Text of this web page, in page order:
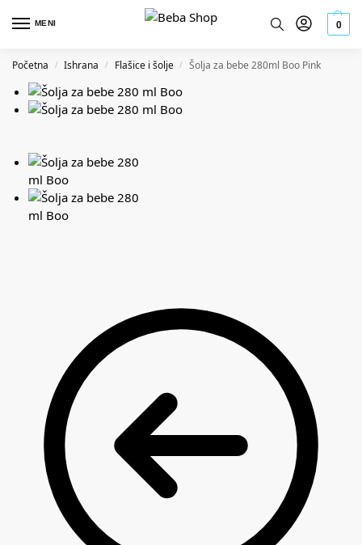
MENI 0
Početna / Ishrana / Flašice i šolje / Šolja za bebe 280ml Boo Pink